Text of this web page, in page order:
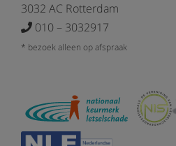
3032 AC Rotterdam
010 – 3032917
* bezoek alleen op afspraak